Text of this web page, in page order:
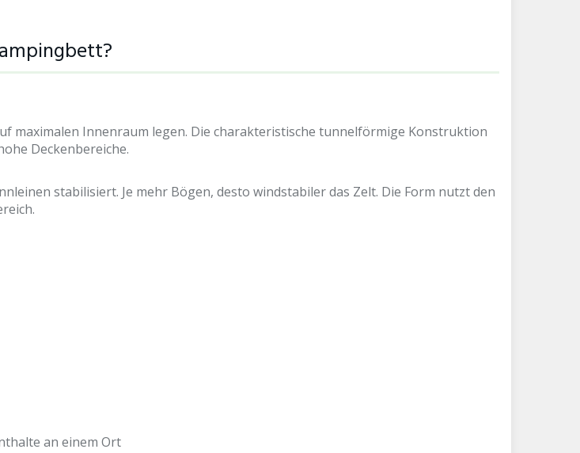
maximalen Innenraum legen. Die charakteristische tunnelförmige Konstruktion
Deckenbereiche.
stabilisiert. Je mehr Bögen, desto windstabiler das Zelt. Die Form nutzt den
an einem Ort